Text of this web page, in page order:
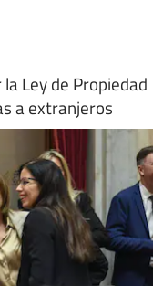
Ley de Propiedad
a extranjeros